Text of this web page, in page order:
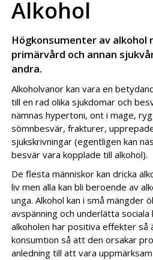
Alkohol
Högkonsumenter av alkohol
primärvård och annan
andra.
Alkoholvanor kan vara en
till en rad olika sjukdomar och
nämnas hypertoni, ont i mage,
sömnbesvär, frakturer,
sjukskrivningar (egentligen kan
besvär vara kopplade till alkohol).
De flesta människor kan dricka
liv men alla kan bli beroende av
unga. Alkohol kan i små mängder
avspänning och underlätta
alkoholen har positiva effekter
konsumtion så att den orsakar
anledning till att vara